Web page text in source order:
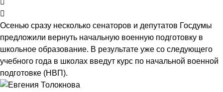
Осенью сразу несколько сенаторов и депутатов Госдумы
предложили вернуть начальную военную подготовку в
школьное образование. В результате уже со следующего
учебного года в школах введут курс по начальной военной
подготовке (НВП).